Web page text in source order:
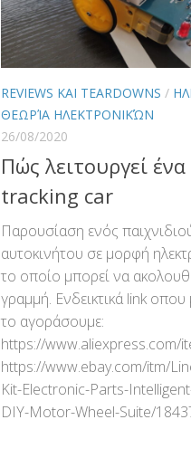
REVIEWS ΚΑΙ TEARDOWNS /
ΘΕΩΡΊΑ ΗΛΕΚΤΡΟΝΙΚΏΝ
26/08/2020
Πώς λειτουργεί
tracking car
Παρουσίαση ενός
αυτοκινήτου σε μορφή
το οποίο μπορεί να
γραμμή. Ενδεικτικά link
το αγοράσουμε:
https://www.aliexpress.com/
https://www.ebay.com/itm/
Kit-Electronic-Parts-
DIY-Motor-Wheel-Suite/